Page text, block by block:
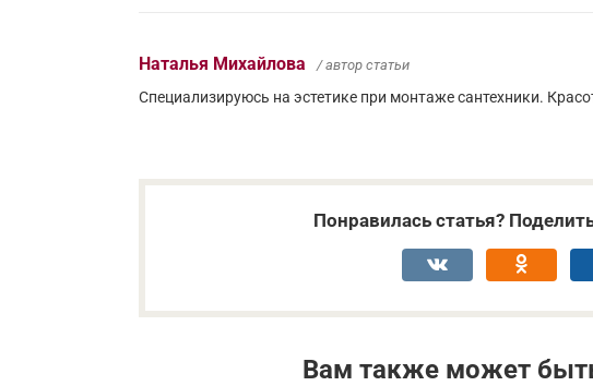
Наталья Михайлова / автор статьи
Специализируюсь на эстетике при монтаже сантехники.
Понравилась статья?
Вам также может